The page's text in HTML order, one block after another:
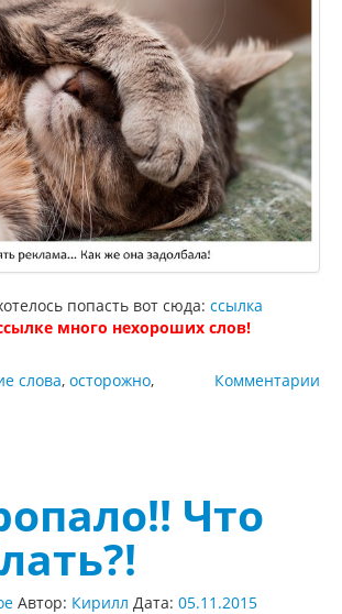
попасть вот сюда: ссылка
много нехороших слов!
Комментарии
слова, осторожно,
Что
Автор: Кирилл Дата: 05.11.2015